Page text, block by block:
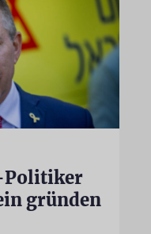
Politiker
gründen